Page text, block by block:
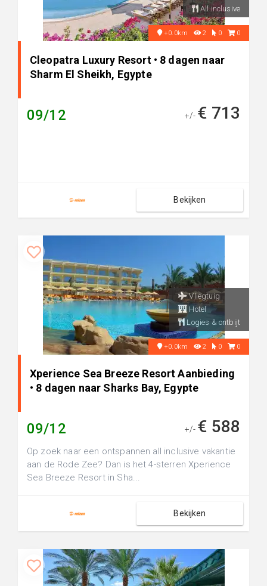
All inclusive
+0.0km 2 0 0
Cleopatra Luxury Resort • 8 dagen naar
Sharm El Sheikh, Egypte
09/12 +/- € 713
Bekijken
Vliegtuig
Hotel
Logies & ontbijt
+0.0km 2 0 0
Xperience Sea Breeze Resort Aanbieding
• 8 dagen naar Sharks Bay, Egypte
09/12 +/- € 588
Op zoek naar een ontspannen all inclusive vakantie
aan de Rode Zee? Dan is het 4-sterren Xperience
Sea Breeze Resort in Sha...
Bekijken